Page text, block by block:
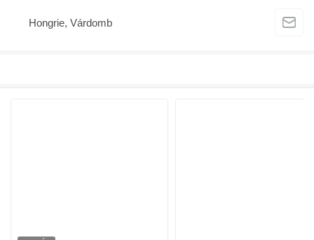
Hongrie, Várdomb